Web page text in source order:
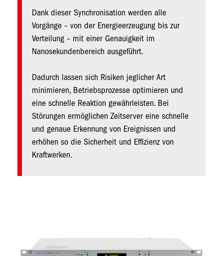
Dank dieser Synchronisation werden alle
Vorgänge – von der Energieerzeugung bis zur
Verteilung – mit einer Genauigkeit im
Nanosekundenbereich ausgeführt.
Dadurch lassen sich Risiken jeglicher Art
minimieren, Betriebsprozesse optimieren und
eine schnelle Reaktion gewährleisten. Bei
Störungen ermöglichen Zeitserver eine schnelle
und genaue Erkennung von Ereignissen und
erhöhen so die Sicherheit und Effizienz von
Kraftwerken.